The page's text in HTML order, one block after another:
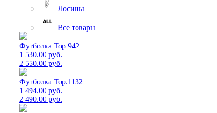
Лосины
Все товары
Футболка Top.942
1 530.00 руб.
2 550.00 руб.
Футболка Top.1132
1 494.00 руб.
2 490.00 руб.